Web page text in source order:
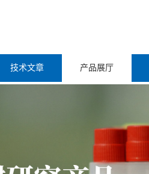
技术文章 产品展厅